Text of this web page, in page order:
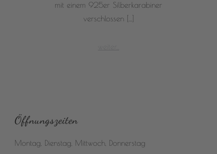
mit einem 925er Silberkarabiner
verschlossen […]
Öffnungszeiten
Montag, Dienstag, Mittwoch, Donnerstag